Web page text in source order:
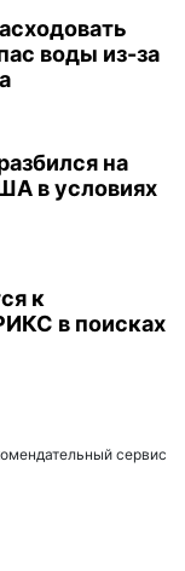
воды из-за
на
в условиях
к
в поисках
сервис